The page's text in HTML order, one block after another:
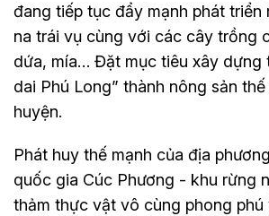
đang tiếp tục đẩy mạnh phát triển
na trái vụ cùng với các cây trồng
dứa, mía… Đặt mục tiêu xây dựng
dai Phú Long” thành nông sản
huyện.
Phát huy thế mạnh của địa
quốc gia Cúc Phương - khu rừng
thảm thực vật vô cùng phong phú